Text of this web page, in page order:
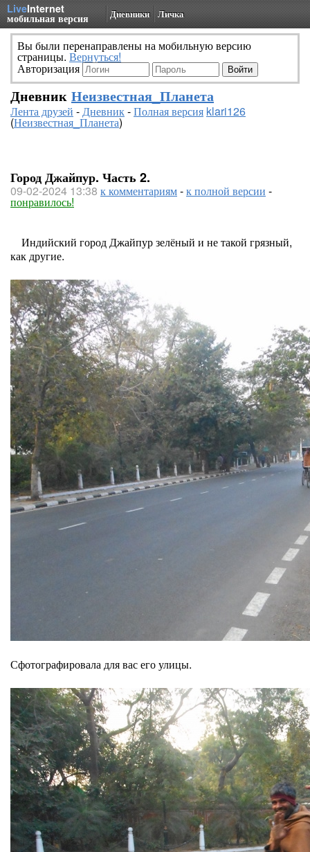
LiveInternet
мобильная версия Дневники Личка
Вы были перенаправлены на мобильную версию
страницы. Вернуться!
Авторизация
Дневник Неизвестная_Планета
Лента друзей -Дневник-Полная версия klari126
(Неизвестная_Планета)
Город Джайпур. Часть 2.
09-02-2024 13:38 к комментариям-к полной версии -
понравилось!
Индийский город Джайпур зелёный и не такой грязный,
как другие.
Сфотографировала для вас его улицы.